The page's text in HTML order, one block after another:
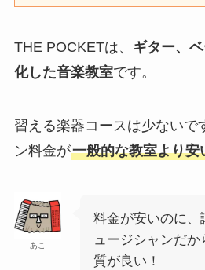
THE POCKETは、 ギター、
化した音楽教室です。
習える楽器コースは少ないで
ン料金が一般的な教室より安
あこ
料金が安いのに、
ュージシャンだ
質が良い！